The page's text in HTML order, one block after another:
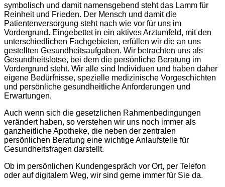
symbolisch und damit namensgebend steht das Lamm für
Reinheit und Frieden. Der Mensch und damit die
Patientenversorgung steht nach wie vor für uns im
Vordergrund. Eingebettet in ein aktives Arztumfeld, mit den
unterschiedlichen Fachgebieten, erfüllen wir die an uns
gestellten Gesundheitsaufgaben. Wir betrachten uns als
Gesundheitslotse, bei dem die persönliche Beratung im
Vordergrund steht. Wir alle sind Individuen und haben daher
eigene Bedürfnisse, spezielle medizinische Vorgeschichten
und persönliche gesundheitliche Anforderungen und
Erwartungen.
Auch wenn sich die gesetzlichen Rahmenbedingungen
verändert haben, so verstehen wir uns noch immer als
ganzheitliche Apotheke, die neben der zentralen
persönlichen Beratung eine wichtige Anlaufstelle für
Gesundheitsfragen darstellt.
Ob im persönlichen Kundengespräch vor Ort, per Telefon
oder auf digitalem Weg, wir sind gerne immer für Sie da.